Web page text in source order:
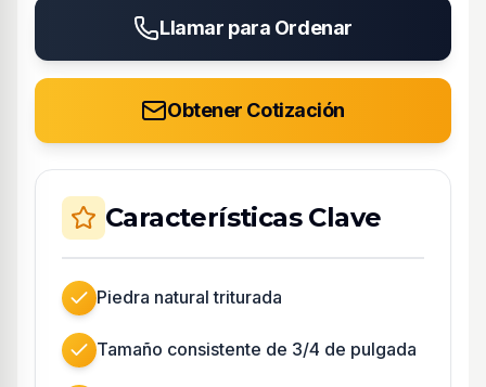
Llamar para Ordenar
Obtener Cotización
Características Clave
Piedra natural triturada
Tamaño consistente de 3/4 de pulgada